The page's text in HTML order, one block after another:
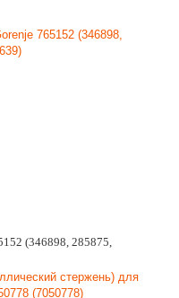
(346898, 285875,